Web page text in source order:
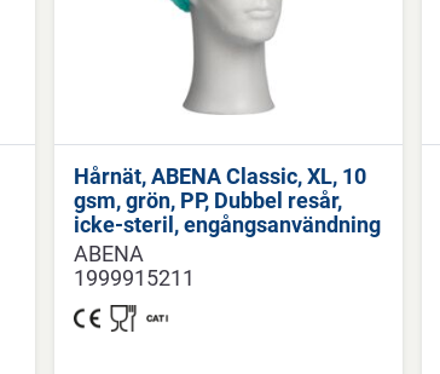
Hårnät, ABENA Classic, XL, 10
gsm, grön, PP, Dubbel resår,
icke-steril, engångsanvändning
ABENA
1999915211